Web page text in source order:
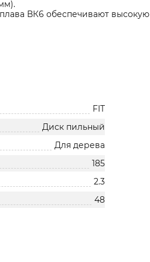
ВК6 обеспечивают высокую
FIT
Диск пильный
Для дерева
185
2.3
48